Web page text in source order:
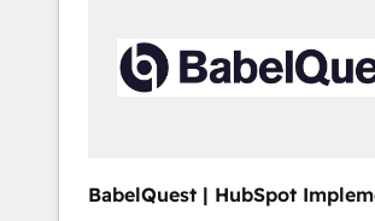
governance for HubSpot-centred
A little about us: • Boutique 'Elite' team of 12 •
42001:2023 certified - the AI
BabelQuest | HubSpot